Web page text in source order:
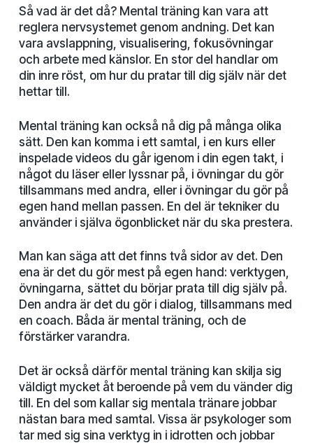
Så vad är det då? Mental träning kan vara att
reglera nervsystemet genom andning. Det kan
vara avslappning, visualisering, fokusövningar
och arbete med känslor. En stor del handlar om
din inre röst, om hur du pratar till dig själv när det
hettar till.
Mental träning kan också nå dig på många olika
sätt. Den kan komma i ett samtal, i en kurs eller
inspelade videos du går igenom i din egen takt, i
något du läser eller lyssnar på, i övningar du gör
tillsammans med andra, eller i övningar du gör på
egen hand mellan passen. En del är tekniker du
använder i själva ögonblicket när du ska prestera.
Man kan säga att det finns två sidor av det. Den
ena är det du gör mest på egen hand: verktygen,
övningarna, sättet du börjar prata till dig själv på.
Den andra är det du gör i dialog, tillsammans med
en coach. Båda är mental träning, och de
förstärker varandra.
Det är också därför mental träning kan skilja sig
väldigt mycket åt beroende på vem du vänder dig
till. En del som kallar sig mentala tränare jobbar
nästan bara med samtal. Vissa är psykologer som
tar med sig sina verktyg in i idrotten och jobbar